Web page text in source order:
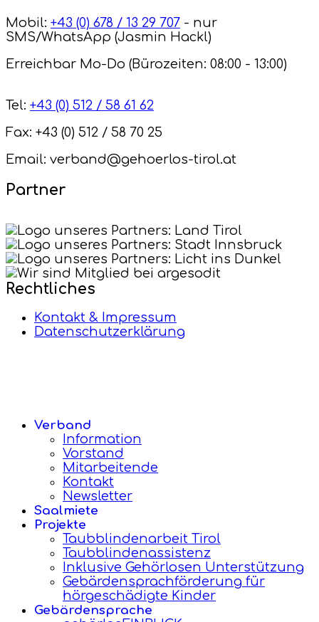
Mobil: +43 (0) 678 / 13 29 707 - nur
SMS/WhatsApp (Jasmin Hackl)
Erreichbar Mo-Do (Bürozeiten: 08:00 - 13:00)
Tel: +43 (0) 512 / 58 61 62
Fax: +43 (0) 512 / 58 70 25
Email: verband@gehoerlos-tirol.at
Partner
Rechtliches
Kontakt & Impressum
Datenschutzerklärung
Verband
Information
Vorstand
Mitarbeitende
Kontakt
Newsletter
Saalmiete
Projekte
Taubblindenarbeit Tirol
Taubblindenassistenz
Inklusive Gehörlosen Unterstützung
Gebärdensprachförderung für
hörgeschädigte Kinder
Gebärdensprache